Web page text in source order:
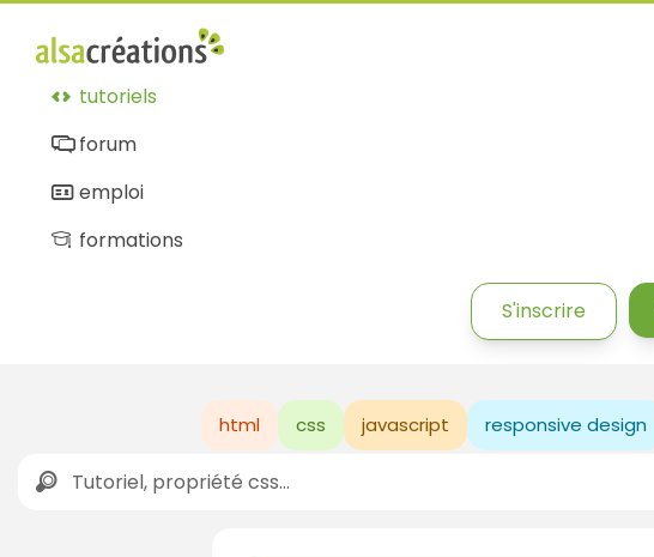
tutoriels
forum
emploi
formations
S'inscrire
html css javascript responsive design